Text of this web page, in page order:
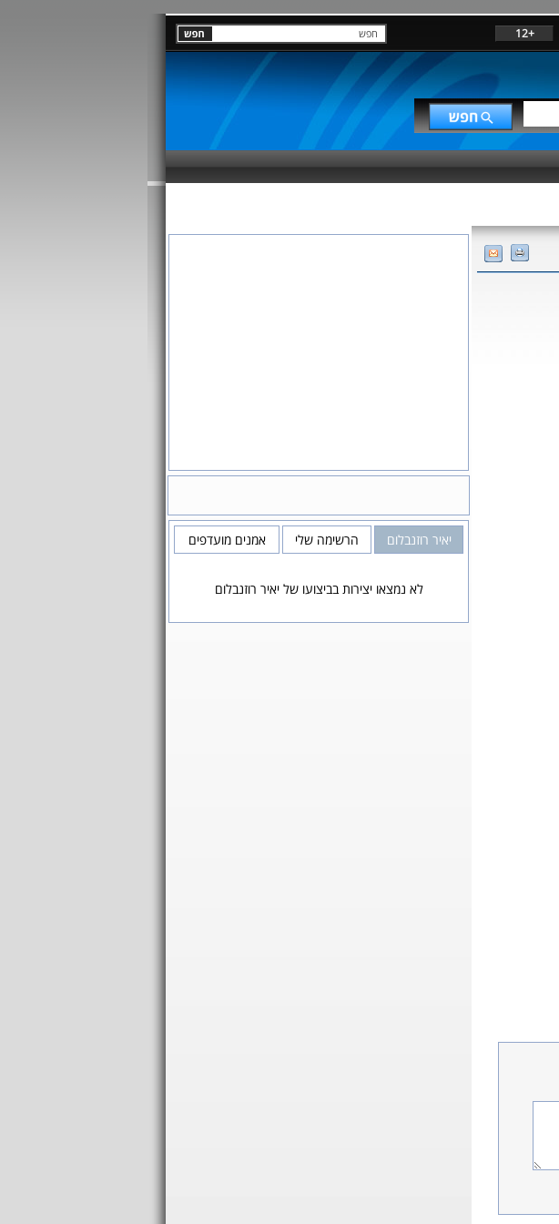
+12
יאיר רוזנבלום הרשימה שלי אמנים מועדפים
לא נמצאו יצירות בביצועו של יאיר רוזנבלום